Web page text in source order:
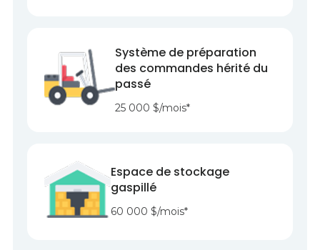
Système de préparation
des commandes hérité du
passé
25 000 $/mois*
Espace de stockage
gaspillé
60 000 $/mois*